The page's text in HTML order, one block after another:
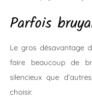
Parfois
Le gros désavantage
faire beaucoup de
silencieux que
choisir.